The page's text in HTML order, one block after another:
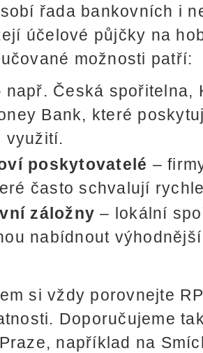
řada bankovních i
účelové půjčky na
možnosti patří:
např. Česká spořitelna,
Bank, které
využití.
poskytovatelé –
často schvalují
záložny – lokální
nabídnout
si vždy porovnejte
Doporučujeme
například na